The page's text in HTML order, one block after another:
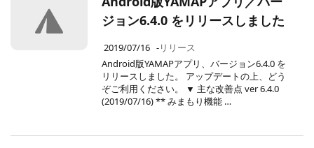
ジョン6.4.0 をリリースしました
2019/07/16 -リリース
Android版YAMAPアプリ、バージョン6.4.0 を
リリースしました。 アップデートの上、どう
ぞご利用ください。 ▼ 主な改善点 ver 6.4.0
(2019/07/16) ** みまもり機能 …